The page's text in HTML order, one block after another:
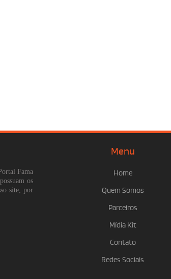
Fama
os
site, por
Menu
Home
Quem Somos
Parceiros
Mídia Kit
Contato
Redes Sociais